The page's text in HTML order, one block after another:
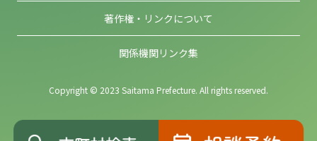
著作権・リンクについて
関係機関リンク集
Copyright © 2023 Saitama Prefecture. All rights reserved.